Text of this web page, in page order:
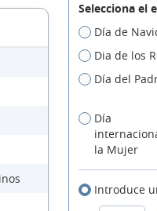
Selecciona el
Día de
Dia de los
Día del
Día
la Mujer
Introduce